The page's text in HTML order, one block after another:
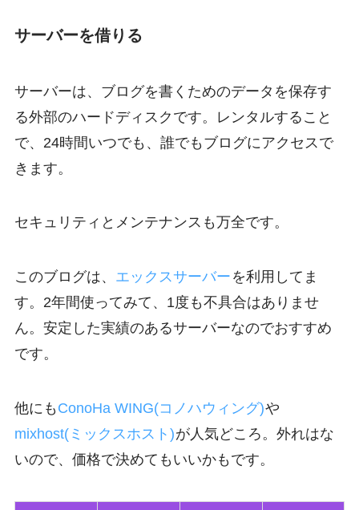
サーバーを借りる
サーバーは、ブログを書くためのデータを保存す
る外部のハードディスクです。レンタルすること
で、24時間いつでも、誰でもブログにアクセスで
きます。
セキュリティとメンテナンスも万全です。
このブログは、 エックスサーバー を利用してま
す。2年間使ってみて、1度も不具合はありませ
ん。安定した実績のあるサーバーなのでおすすめ
です。
他にも ConoHa WING(コノハウィング)や
mixhost(ミックスホスト)が人気どころ。外れはな
いので、価格で決めてもいいかもです。